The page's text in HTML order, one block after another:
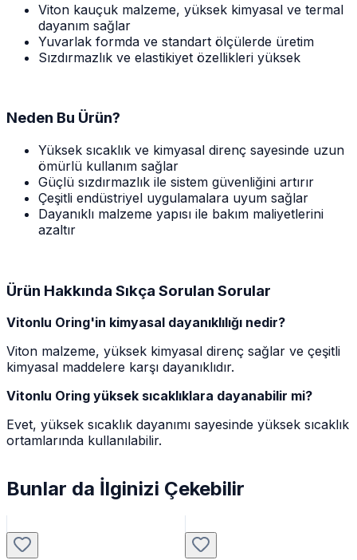
Viton kauçuk malzeme, yüksek kimyasal ve termal
dayanım sağlar
Yuvarlak formda ve standart ölçülerde üretim
Sızdırmazlık ve elastikiyet özellikleri yüksek
Neden Bu Ürün?
Yüksek sıcaklık ve kimyasal direnç sayesinde uzun
ömürlü kullanım sağlar
Güçlü sızdırmazlık ile sistem güvenliğini artırır
Çeşitli endüstriyel uygulamalara uyum sağlar
Dayanıklı malzeme yapısı ile bakım maliyetlerini
azaltır
Ürün Hakkında Sıkça Sorulan Sorular
Vitonlu Oring'in kimyasal dayanıklılığı nedir?
Viton malzeme, yüksek kimyasal direnç sağlar ve çeşitli
kimyasal maddelere karşı dayanıklıdır.
Vitonlu Oring yüksek sıcaklıklara dayanabilir mi?
Evet, yüksek sıcaklık dayanımı sayesinde yüksek sıcaklık
ortamlarında kullanılabilir.
Bunlar da İlginizi Çekebilir